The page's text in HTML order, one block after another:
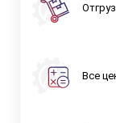
Все